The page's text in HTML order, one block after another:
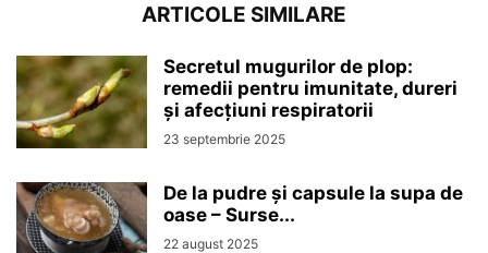
ARTICOLE SIMILARE
Secretul mugurilor de plop:
remedii pentru imunitate, dureri
și afecțiuni respiratorii
23 septembrie 2025
De la pudre și capsule la supa de
oase – Surse...
22 august 2025